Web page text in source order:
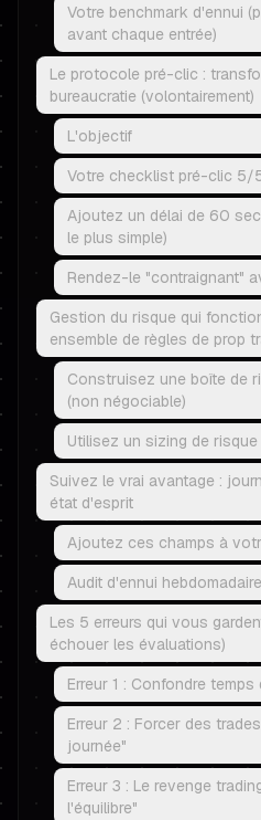
Votre benchmark d'ennui
avant chaque entrée)
Le protocole pré-clic :
bureaucratie (volontairement)
L'objectif
Votre checklist pré-clic 5/
Ajoutez un délai de 60
le plus simple)
Rendez-le "contraignant"
Gestion du risque qui
ensemble de règles de prop
Construisez une boîte de
(non négociable)
Utilisez un sizing de
Suivez le vrai avantage :
état d'esprit
Ajoutez ces champs à
Audit d'ennui
Les 5 erreurs qui vous
échouer les évaluations)
Erreur 1 : Confondre
Erreur 2 : Forcer des
journée"
Erreur 3 : Le revenge
l'équilibre"